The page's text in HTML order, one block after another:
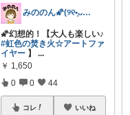
みののん🌠(୨୧•͈ᴗ•͈)感謝♡
🌠幻想的！【大人も楽しい♪
#虹色の焚き火☆アートファ
イヤー 】
...
￥ 1,650
0 0 44
コレ いいね